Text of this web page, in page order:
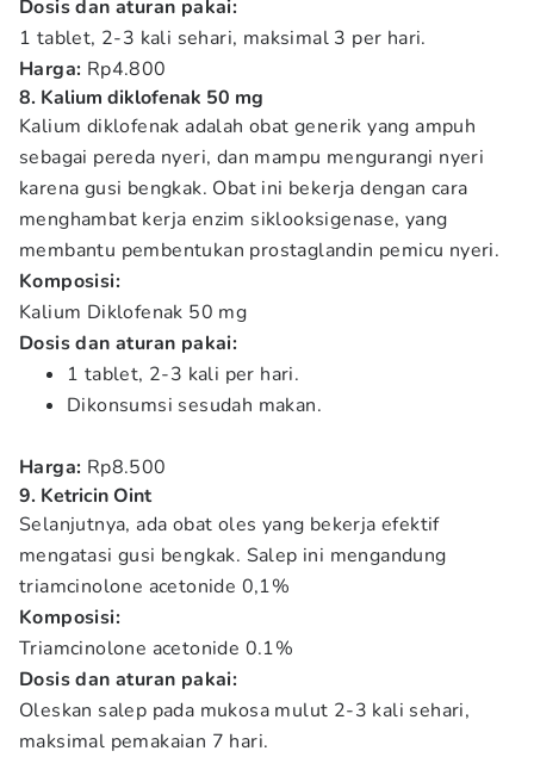
Dosis dan aturan pakai:
1 tablet, 2-3 kali sehari, maksimal 3 per hari.
Harga: Rp4.800
8. Kalium diklofenak 50 mg
Kalium diklofenak adalah obat generik yang ampuh
sebagai pereda nyeri, dan mampu mengurangi nyeri
karena gusi bengkak. Obat ini bekerja dengan cara
menghambat kerja enzim siklooksigenase, yang
membantu pembentukan prostaglandin pemicu nyeri.
Komposisi:
Kalium Diklofenak 50 mg
Dosis dan aturan pakai:
1 tablet, 2-3 kali per hari.
Dikonsumsi sesudah makan.
Harga: Rp8.500
9. Ketricin Oint
Selanjutnya, ada obat oles yang bekerja efektif
mengatasi gusi bengkak. Salep ini mengandung
triamcinolone acetonide 0,1%
Komposisi:
Triamcinolone acetonide 0.1%
Dosis dan aturan pakai:
Oleskan salep pada mukosa mulut 2-3 kali sehari,
maksimal pemakaian 7 hari.